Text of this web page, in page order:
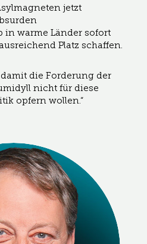
jetzt
in warme Länder sofort
Platz schaffen.
die Forderung der
nicht für diese
opfern wollen.“